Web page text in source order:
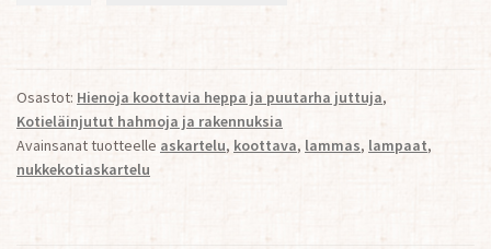
määrä
Osastot: Hienoja koottavia heppa ja puutarha juttuja,
Kotieläinjutut hahmoja ja rakennuksia
Avainsanat tuotteelle askartelu, koottava, lammas, lampaat,
nukkekotiaskartelu